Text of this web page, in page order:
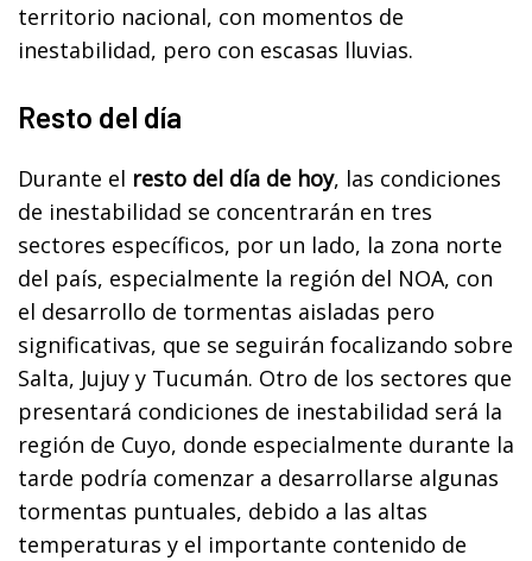
territorio nacional, con momentos de
inestabilidad, pero con escasas lluvias.
Resto del día
Durante el resto del día de hoy, las condiciones
de inestabilidad se concentrarán en tres
sectores específicos, por un lado, la zona norte
del país, especialmente la región del NOA, con
el desarrollo de tormentas aisladas pero
significativas, que se seguirán focalizando sobre
Salta, Jujuy y Tucumán. Otro de los sectores que
presentará condiciones de inestabilidad será la
región de Cuyo, donde especialmente durante la
tarde podría comenzar a desarrollarse algunas
tormentas puntuales, debido a las altas
temperaturas y el importante contenido de